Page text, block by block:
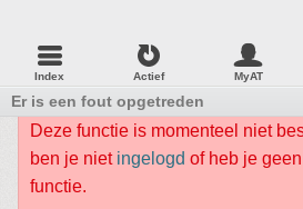
Index Actief MyAT
Er is een fout opgetreden
Deze functie is momenteel niet
ben je niet ingelogd of heb je
functie.